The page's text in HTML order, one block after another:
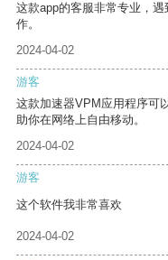
这款app的客服非常专业，
作。
2024-04-02
游客
这款加速器VPM应用程序可
助你在网络上自由移动。
2024-04-02
游客
这个软件我非常喜欢
2024-04-02